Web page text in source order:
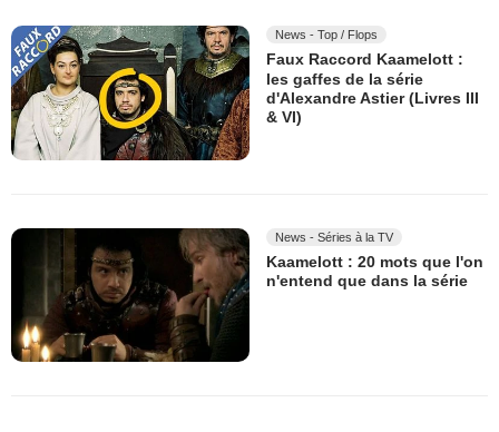
News - Top / Flops
Faux Raccord Kaamelott :
les gaffes de la série
d'Alexandre Astier (Livres III
& VI)
News - Séries à la TV
Kaamelott : 20 mots que l'on
n'entend que dans la série